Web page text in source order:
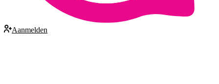
Aanmelden